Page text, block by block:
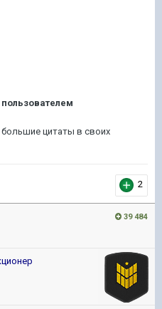
пользователем
цитаты в своих
2
39 484